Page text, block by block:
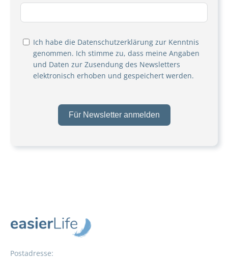
Ich habe die Datenschutzerklärung zur Kenntnis
genommen. Ich stimme zu, dass meine Angaben
und Daten zur Zusendung des Newsletters
elektronisch erhoben und gespeichert werden.
Für Newsletter anmelden
Postadresse: